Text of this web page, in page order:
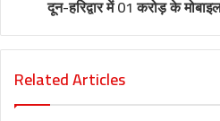
दून-हरिद्वार में 01 करोड़ के
Related Articles